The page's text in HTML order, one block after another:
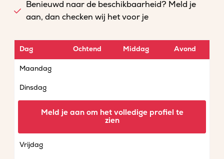
Benieuwd naar de beschikbaarheid? Meld je
aan, dan checken wij het voor je
Dag Ochtend Middag Avond
Maandag
Dinsdag
Vrijdag
Meld je aan om het volledige profiel te
zien